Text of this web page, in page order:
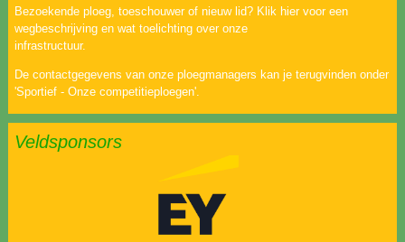
Bezoekende ploeg, toeschouwer of nieuw lid? Klik hier voor een
wegbeschrijving en wat toelichting over onze
infrastructuur.
De contactgegevens van onze ploegmanagers kan je terugvinden onder
'Sportief - Onze competitieploegen'.
Veldsponsors